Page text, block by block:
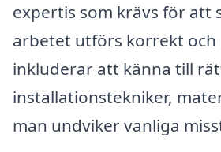
expertis som krävs för att
arbetet utförs korrekt och
inkluderar att känna till
installationstekniker,
man undviker vanliga